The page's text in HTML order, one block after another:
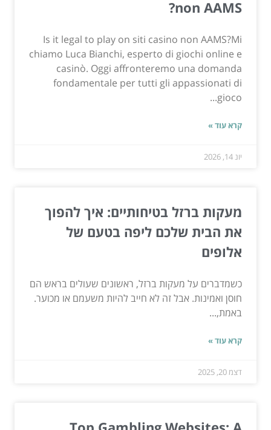
non AAMS?
Is it legal to play on siti casino non AAMS?Mi
chiamo Luca Bianchi, esperto di giochi online e
casinò. Oggi affronteremo una domanda
fondamentale per tutti gli appassionati di
gioco...
קרא עוד »
יונ 14, 2026
מעקות ברזל בטיחותיים: איך להפוך
את הבית שלכם ליפה בטעם של
אלופים
כשמדברים על מעקות ברזל, ראשונים שעולים בראש הם
חוסן ואמינות. אבל זה לא חייב להיות משעמם או מכוער.
באמת,...
קרא עוד »
דצמ 20, 2025